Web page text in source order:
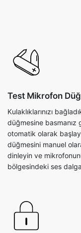
Test Mikrofon
Kulaklıklarınızı
düğmesine basmanız
otomatik olarak
düğmesini manuel
dinleyin ve
bölgesindeki ses